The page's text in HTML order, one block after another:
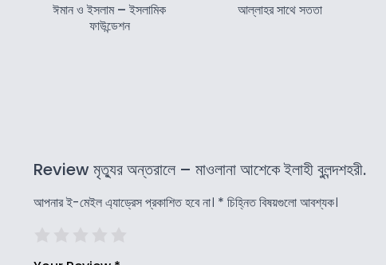
ঈমান ও ইসলাম – ইসলামিক
ফাউন্ডেশন
আল্লাহর সাথে সততা
Review মৃত্যুর অন্তরালে – মাওলানা আশেকে ইলাহী বুলন্দশহরী.
আপনার ই-মেইল এ্যাড্রেস প্রকাশিত হবে না। * চিহ্নিত বিষয়গুলো আবশ্যক।